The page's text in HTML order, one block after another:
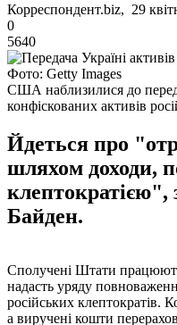
Корреспондент.biz, 29
0
5640
Фото: Getty Images
США наблизилися до
конфіскованих активів
Йдеться про
шляхом доходи,
клептократією",
Байден.
Сполучені Штати
надасть уряду
російських клептократів.
а виручені кошти